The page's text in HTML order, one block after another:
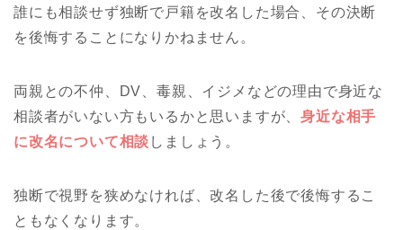
誰にも相談せず独断で戸籍を改名した場合、その決断
を後悔することになりかねません。
両親との不仲、DV、毒親、イジメなどの理由で身近な
相談者がいない方もいるかと思いますが、身近な相手
に改名について相談 しましょう。
独断で視野を狭めなければ、改名した後で後悔するこ
ともなくなります。